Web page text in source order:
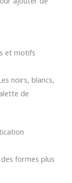
et motifs
noirs, blancs,
de
formes plus